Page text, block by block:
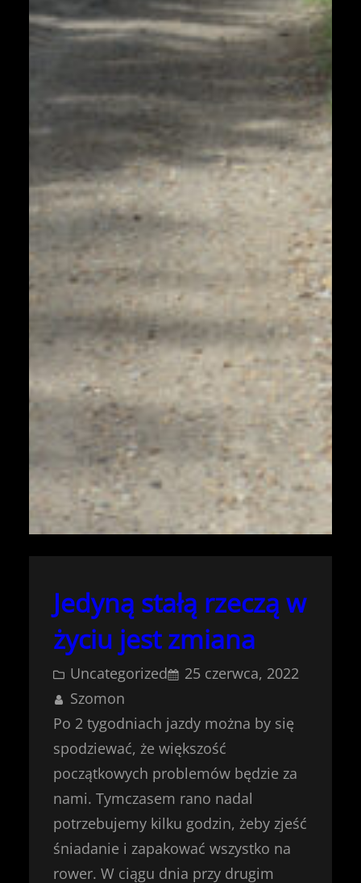
Jedyną stałą rzeczą w
życiu jest zmiana
Uncategorized
25 czerwca, 2022
Szomon
Po 2 tygodniach jazdy można by się
spodziewać, że większość
początkowych problemów będzie za
nami. Tymczasem rano nadal
potrzebujemy kilku godzin, żeby zjeść
śniadanie i zapakować wszystko na
rower. W ciągu dnia przy drugim